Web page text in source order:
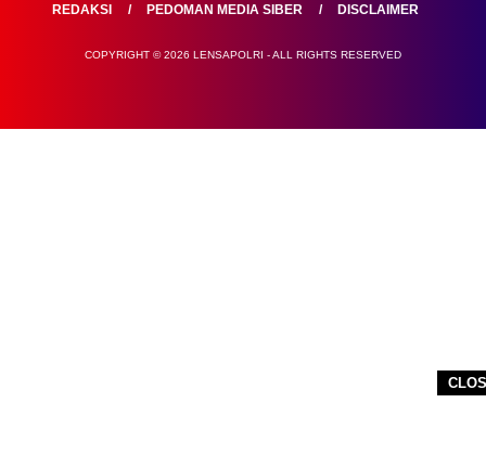
REDAKSI PEDOMAN MEDIA SIBER DISCLAIMER
COPYRIGHT © 2026 LENSAPOLRI - ALL RIGHTS RESERVED